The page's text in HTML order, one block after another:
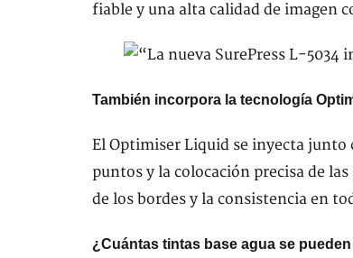
fiable y una alta calidad de imagen
También incorpora la tecnología
El Optimiser Liquid se inyecta
puntos y la colocación precisa de
de los bordes y la consistencia en
¿Cuántas tintas base agua se